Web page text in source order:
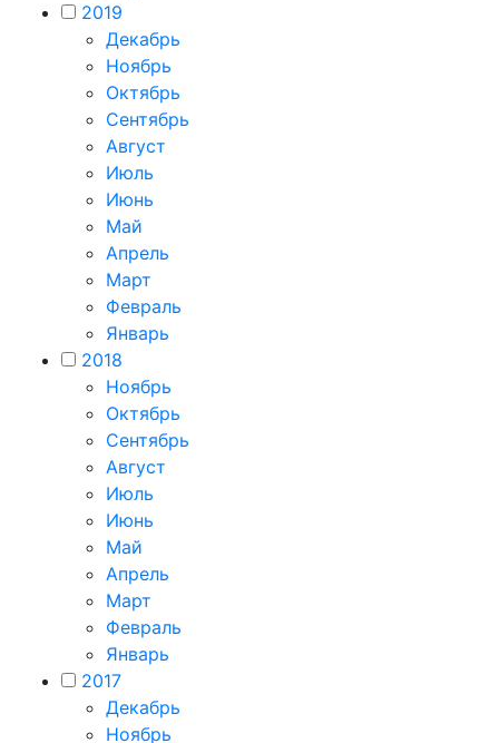
2019
Декабрь
Ноябрь
Октябрь
Сентябрь
Август
Июль
Июнь
Май
Апрель
Март
Февраль
Январь
2018
Ноябрь
Октябрь
Сентябрь
Август
Июль
Июнь
Май
Апрель
Март
Февраль
Январь
2017
Декабрь
Ноябрь